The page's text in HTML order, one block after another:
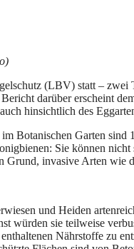
(LBV) statt –
darüber erscheint
hinsichtlich des
Botanischen Garten sind
Sie können
Grund, invasive Arten wie
und Heiden
würden sie teilweise
Nährstoffe zu